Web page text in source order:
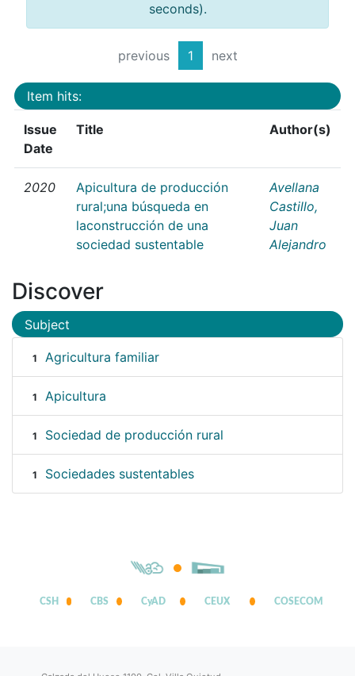
seconds).
previous 1 next
Item hits:
Issue
Date
Title Author(s)
2020
Apicultura de producción
rural;una búsqueda en
laconstrucción de una
sociedad sustentable
Avellana
Castillo,
Juan
Alejandro
Discover
Subject
1 Agricultura familiar
1 Apicultura
1 Sociedad de producción rural
1 Sociedades sustentables
CSH CBS CyAD CEUX COSECOM